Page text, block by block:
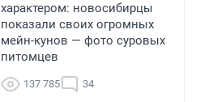
характером: новосибирцы
показали своих огромных
мейн-кунов — фото суровых
питомцев
137 785 34